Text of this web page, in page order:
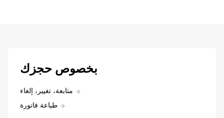
بخصوص حجزك
متابعة، تغيير، إلغاء
طباعة فاتورة